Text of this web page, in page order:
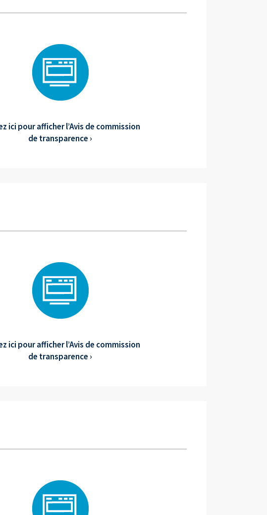
ici pour afficher l’Avis de commission
de transparence ›
ici pour afficher l’Avis de commission
de transparence ›